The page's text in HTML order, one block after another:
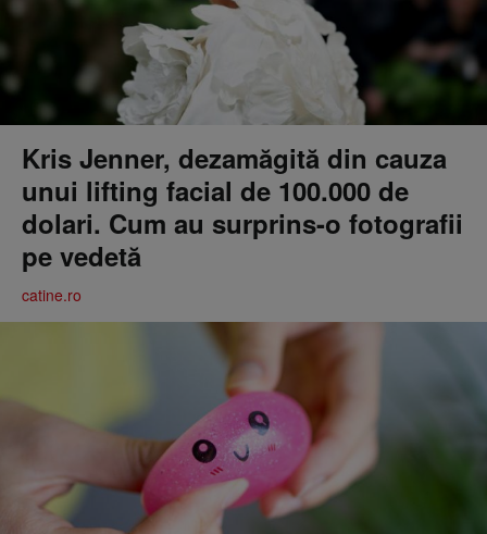
Kris Jenner, dezamăgită din cauza
unui lifting facial de 100.000 de
dolari. Cum au surprins-o fotografii
pe vedetă
catine.ro